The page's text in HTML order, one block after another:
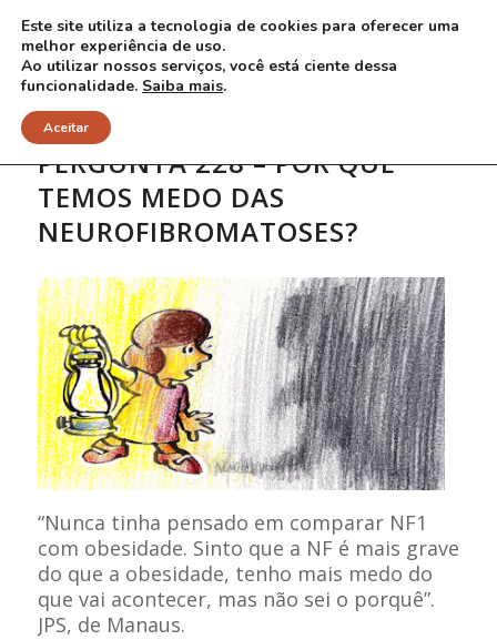
PERGUNTA 228 – POR QUE
TEMOS MEDO DAS
NEUROFIBROMATOSES?
“Nunca tinha pensado em comparar NF1
com obesidade. Sinto que a NF é mais grave
do que a obesidade, tenho mais medo do
que vai acontecer, mas não sei o porquê”.
JPS, de Manaus.
Este site utiliza a tecnologia de cookies para oferecer uma
melhor experiência de uso.
Ao utilizar nossos serviços, você está ciente dessa
funcionalidade. Saiba mais.
Aceitar